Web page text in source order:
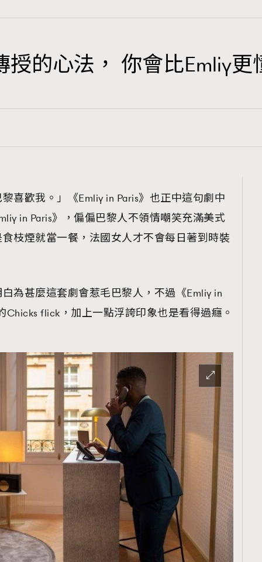
AFrenchMind
DressLikeAParisienne
FashionWeek 191
FigaroAesthetic 308
的心法， 你會比Emliy更
喜歡我。」《Emliy in Paris》也正中這句劇中
in Paris》，偏偏巴黎人不領情嘲笑充滿美式
枝煙就當一餐，法國女人才不會每日著到時裝
為甚麼這套劇會惹毛巴黎人，不過《Emliy in
Chicks flick，加上一點浮誇印象也是看得過癮。